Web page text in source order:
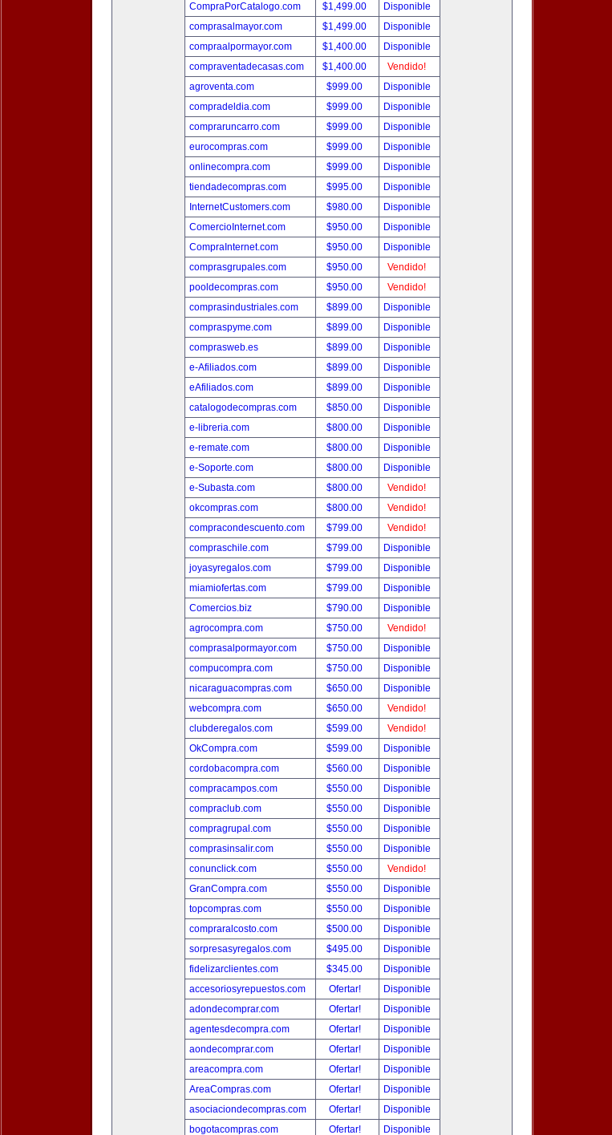
CompraPorCatalogo.com
$1,499.00
Disponible
comprasalmayor.com
$1,499.00
Disponible
compraalpormayor.com
$1,400.00
Disponible
compraventadecasas.com
$1,400.00
Vendido!
agroventa.com
$999.00
Disponible
compradeldia.com
$999.00
Disponible
compraruncarro.com
$999.00
Disponible
eurocompras.com
$999.00
Disponible
onlinecompra.com
$999.00
Disponible
tiendadecompras.com
$995.00
Disponible
InternetCustomers.com
$980.00
Disponible
ComercioInternet.com
$950.00
Disponible
CompraInternet.com
$950.00
Disponible
comprasgrupales.com
$950.00
Vendido!
pooldecompras.com
$950.00
Vendido!
comprasindustriales.com
$899.00
Disponible
compraspyme.com
$899.00
Disponible
comprasweb.es
$899.00
Disponible
e-Afiliados.com
$899.00
Disponible
eAfiliados.com
$899.00
Disponible
catalogodecompras.com
$850.00
Disponible
e-libreria.com
$800.00
Disponible
e-remate.com
$800.00
Disponible
e-Soporte.com
$800.00
Disponible
e-Subasta.com
$800.00
Vendido!
okcompras.com
$800.00
Vendido!
compracondescuento.com
$799.00
Vendido!
compraschile.com
$799.00
Disponible
joyasyregalos.com
$799.00
Disponible
miamiofertas.com
$799.00
Disponible
Comercios.biz
$790.00
Disponible
agrocompra.com
$750.00
Vendido!
comprasalpormayor.com
$750.00
Disponible
compucompra.com
$750.00
Disponible
nicaraguacompras.com
$650.00
Disponible
webcompra.com
$650.00
Vendido!
clubderegalos.com
$599.00
Vendido!
OkCompra.com
$599.00
Disponible
cordobacompra.com
$560.00
Disponible
compracampos.com
$550.00
Disponible
compraclub.com
$550.00
Disponible
compragrupal.com
$550.00
Disponible
comprasinsalir.com
$550.00
Disponible
conunclick.com
$550.00
Vendido!
GranCompra.com
$550.00
Disponible
topcompras.com
$550.00
Disponible
compraralcosto.com
$500.00
Disponible
sorpresasyregalos.com
$495.00
Disponible
fidelizarclientes.com
$345.00
Disponible
accesoriosyrepuestos.com
Ofertar!
Disponible
adondecomprar.com
Ofertar!
Disponible
agentesdecompra.com
Ofertar!
Disponible
aondecomprar.com
Ofertar!
Disponible
areacompra.com
Ofertar!
Disponible
AreaCompras.com
Ofertar!
Disponible
asociaciondecompras.com
Ofertar!
Disponible
bogotacompras.com
Ofertar!
Disponible